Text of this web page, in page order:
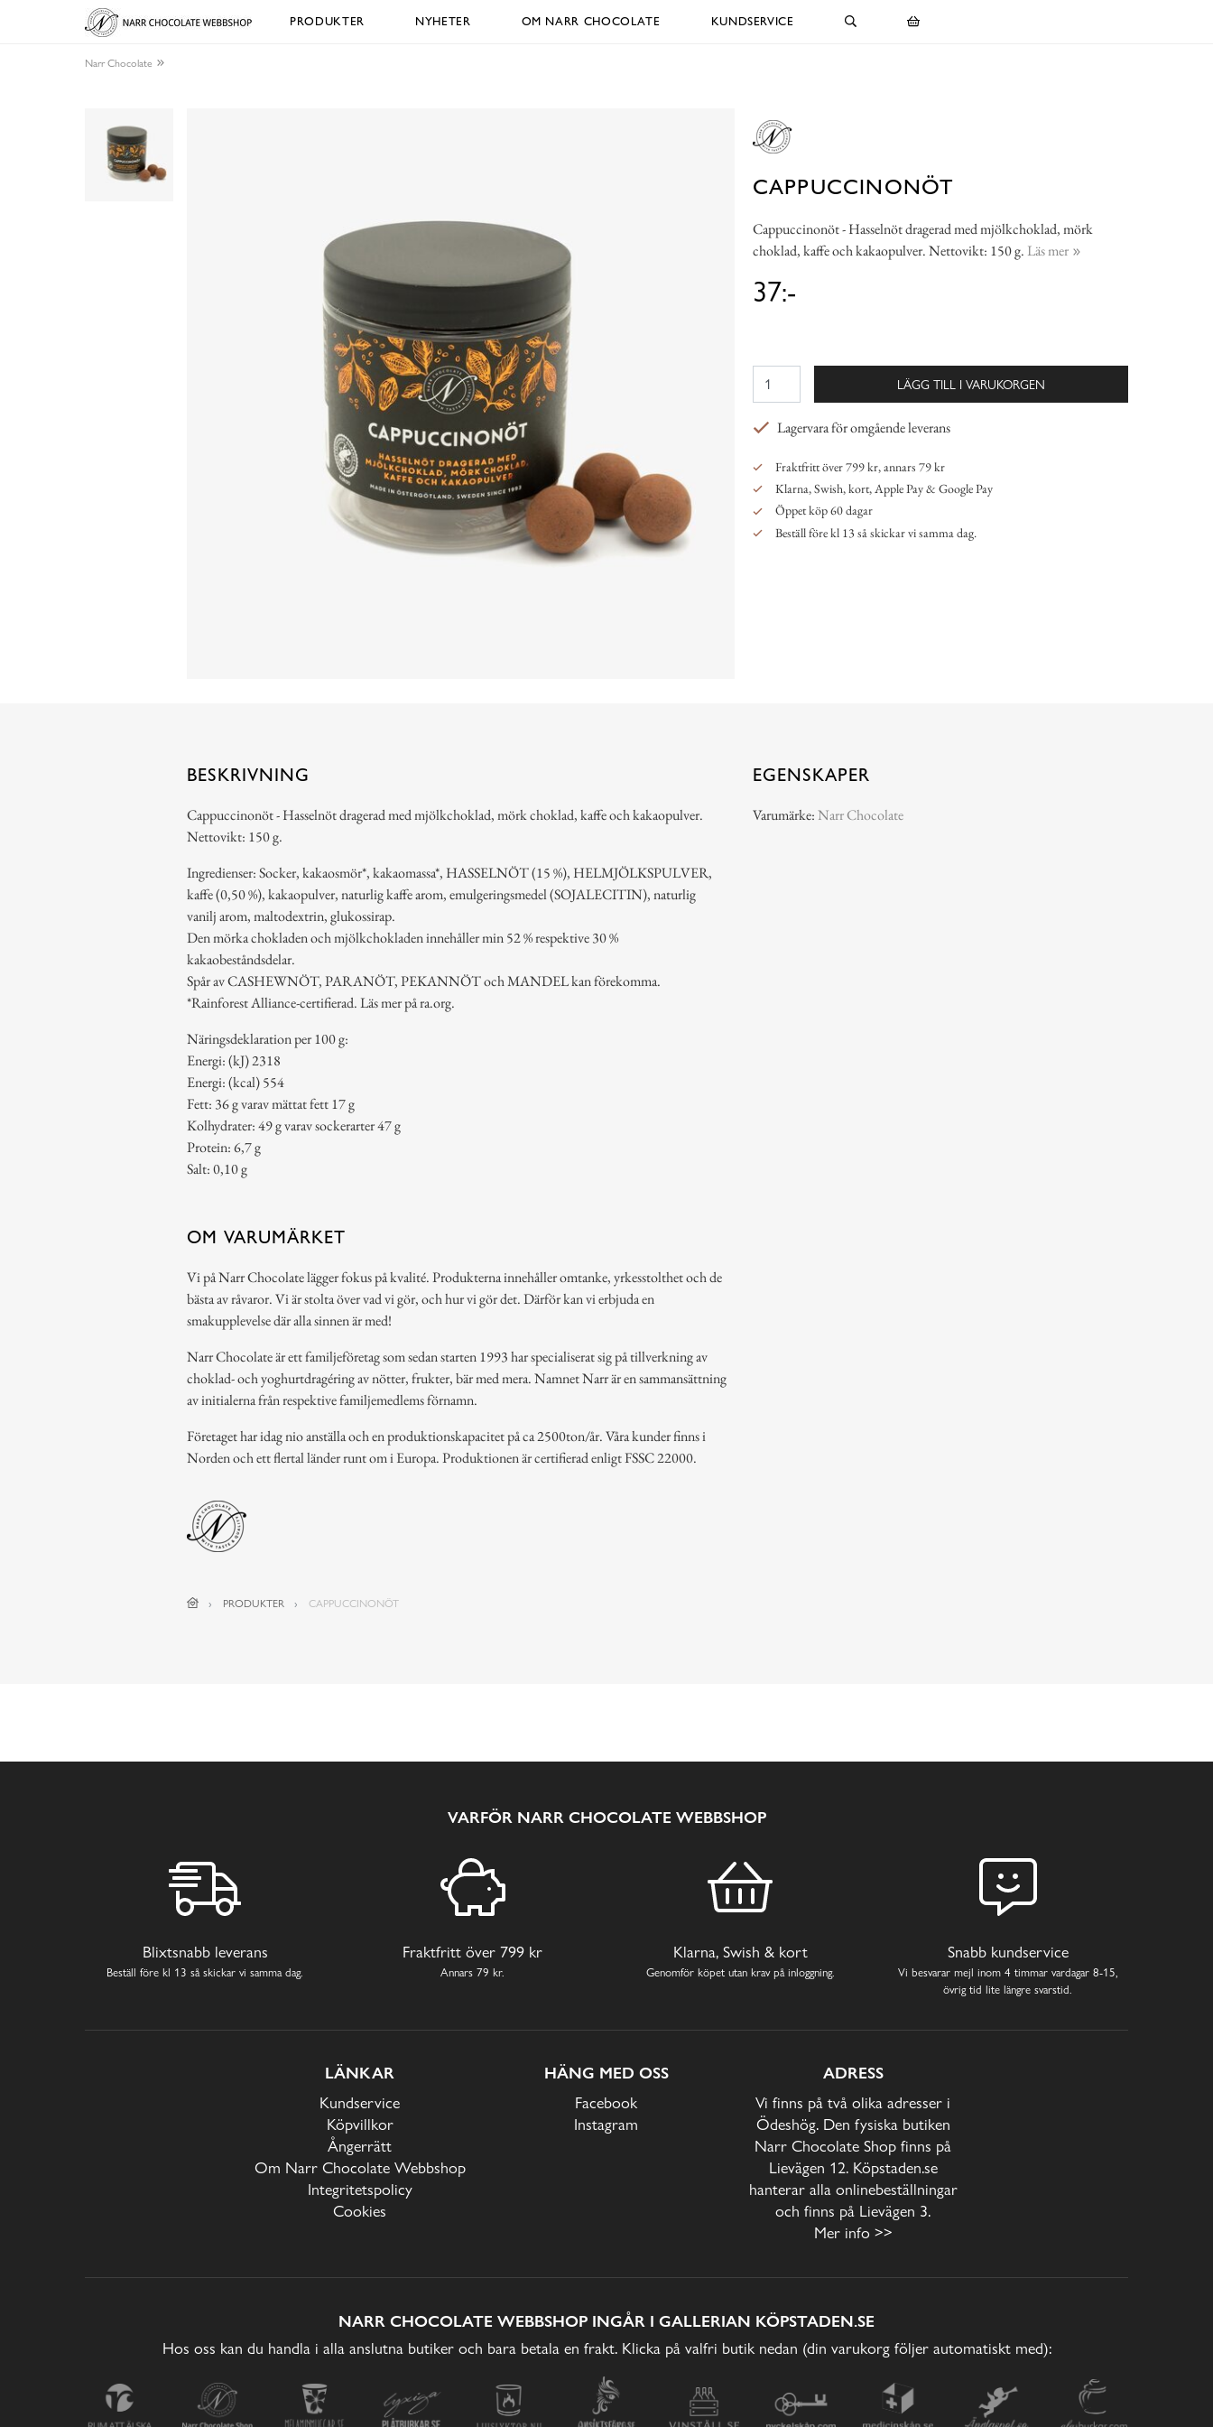
PRODUKTER NYHETER OM NARR CHOCOLATE KUNDSERVICE
Narr Chocolate
CAPPUCCINONÖT
Cappuccinonöt - Hasselnöt dragerad med mjölkchoklad, mörk
choklad, kaffe och kakaopulver. Nettovikt: 150 g. Läs mer
37:-
LÄGG TILL I VARUKORGEN
Lagervara för omgående leverans
Fraktfritt över 799 kr, annars 79 kr
Klarna, Swish, kort, Apple Pay & Google Pay
Öppet köp 60 dagar
Beställ före kl 13 så skickar vi samma dag.
BESKRIVNING
Cappuccinonöt - Hasselnöt dragerad med mjölkchoklad, mörk choklad, kaffe och kakaopulver.
Nettovikt: 150 g.
Ingredienser: Socker, kakaosmör*, kakaomassa*, HASSELNÖT (15 %), HELMJÖLKSPULVER,
kaffe (0,50 %), kakaopulver, naturlig kaffe arom, emulgeringsmedel (SOJALECITIN), naturlig
vanilj arom, maltodextrin, glukossirap.
Den mörka chokladen och mjölkchokladen innehåller min 52 % respektive 30 %
kakaobeståndsdelar.
Spår av CASHEWNÖT, PARANÖT, PEKANNÖT och MANDEL kan förekomma.
*Rainforest Alliance-certifierad. Läs mer på ra.org.
Näringsdeklaration per 100 g:
Energi: (kJ) 2318
Energi: (kcal) 554
Fett: 36 g varav mättat fett 17 g
Kolhydrater: 49 g varav sockerarter 47 g
Protein: 6,7 g
Salt: 0,10 g
EGENSKAPER
Varumärke:Narr Chocolate
OM VARUMÄRKET
Vi på Narr Chocolate lägger fokus på kvalité. Produkterna innehåller omtanke, yrkesstolthet och de
bästa av råvaror. Vi är stolta över vad vi gör, och hur vi gör det. Därför kan vi erbjuda en
smakupplevelse där alla sinnen är med!
Narr Chocolate är ett familjeföretag som sedan starten 1993 har specialiserat sig på tillverkning av
choklad- och yoghurtdragéring av nötter, frukter, bär med mera. Namnet Narr är en sammansättning
av initialerna från respektive familjemedlems förnamn.
Företaget har idag nio anställa och en produktionskapacitet på ca 2500ton/år. Våra kunder finns i
Norden och ett flertal länder runt om i Europa. Produktionen är certifierad enligt FSSC 22000.
PRODUKTER CAPPUCCINONÖT
VARFÖR NARR CHOCOLATE WEBBSHOP
Blixtsnabb leverans
Beställ före kl 13 så skickar vi samma dag.
Fraktfritt över 799 kr
Annars 79 kr.
Klarna, Swish & kort
Genomför köpet utan krav på inloggning.
Snabb kundservice
Vi besvarar mejl inom 4 timmar vardagar 8-15,
övrig tid lite längre svarstid.
LÄNKAR
Kundservice
Köpvillkor
Ångerrätt
Om Narr Chocolate Webbshop
Integritetspolicy
Cookies
HÄNG MED OSS
Facebook
Instagram
ADRESS
Vi finns på två olika adresser i
Ödeshög. Den fysiska butiken
Narr Chocolate Shop finns på
Lievägen 12. Köpstaden.se
hanterar alla onlinebeställningar
och finns på Lievägen 3.
Mer info >>
NARR CHOCOLATE WEBBSHOP INGÅR I GALLERIAN KÖPSTADEN.SE
Hos oss kan du handla i alla anslutna butiker och bara betala en frakt. Klicka på valfri butik nedan (din varukorg följer automatiskt med):